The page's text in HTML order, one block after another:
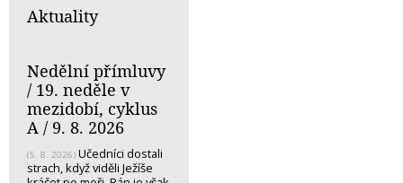
Aktuality
Nedělní přímluvy
/ 19. neděle v
mezidobí, cyklus
A / 9. 8. 2026
(5. 8. 2026) Učedníci dostali
strach, když viděli Ježíše